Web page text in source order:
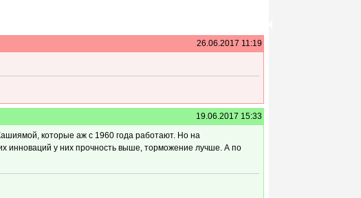
26.06.2017 11:19
19.06.2017 15:33
которые аж с 1960 года работают. Но на
инноваций у них прочность выше, торможение лучше. А по